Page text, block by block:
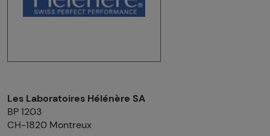
Les Laboratoires Hélénère SA
BP 1203
CH-1820 Montreux